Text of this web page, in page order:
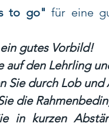
to go" für eine
gutes Vorbild!
auf den Lehrling
Sie durch Lob und
die
in kurzen